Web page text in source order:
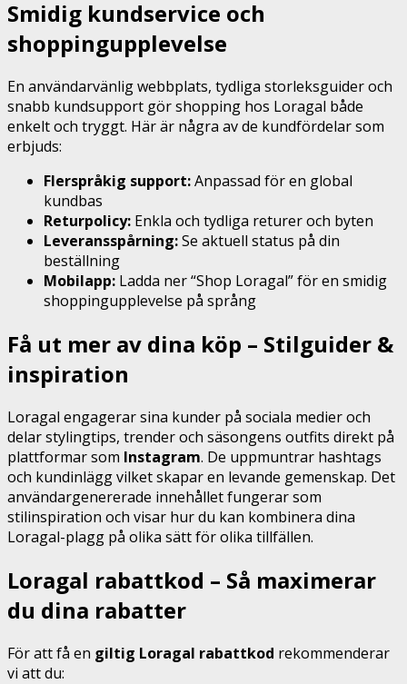
Smidig kundservice och
shoppingupplevelse
En användarvänlig webbplats, tydliga storleksguider och
snabb kundsupport gör shopping hos Loragal både
enkelt och tryggt. Här är några av de kundfördelar som
erbjuds:
Flerspråkig support:Anpassad för en global
kundbas
Returpolicy: Enkla och tydliga returer och byten
Leveransspårning:Se aktuell status på din
beställning
Mobilapp: Ladda ner “Shop Loragal” för en smidig
shoppingupplevelse på språng
Få ut mer av dina köp – Stilguider &
inspiration
Loragal engagerar sina kunder på sociala medier och
delar stylingtips, trender och säsongens outfits direkt på
plattformar som Instagram. De uppmuntrar hashtags
och kundinlägg vilket skapar en levande gemenskap. Det
användargenererade innehållet fungerar som
stilinspiration och visar hur du kan kombinera dina
Loragal-plagg på olika sätt för olika tillfällen.
Loragal rabattkod – Så maximerar
du dina rabatter
För att få en giltig Loragal rabattkod rekommenderar
vi att du: